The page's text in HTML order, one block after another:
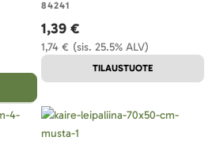
84241
(sis. 25.5% ALV)
1,74 €
1,39 €
TILAUSTUOTE